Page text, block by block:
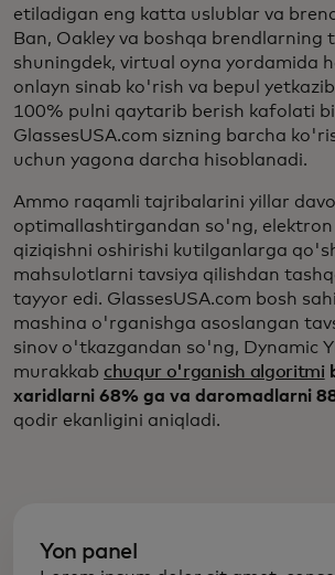
etiladigan eng katta uslublar va
Ban, Oakley va boshqa brendlarning
shuningdek, virtual oyna yordamida
onlayn sinab ko'rish va bepul
100% pulni qaytarib berish kafolati
GlassesUSA.com sizning barcha
uchun yagona darcha hisoblanadi.
Ammo raqamli tajribalarini yillar
optimallashtirgandan so'ng,
qiziqishni oshirishi kutilganlarga
mahsulotlarni tavsiya qilishdan
tayyor edi. GlassesUSA.com bosh
mashina o'rganishga asoslangan
sinov o'tkazgandan so'ng, Dynamic
murakkab chuqur o'rganish algoritmi
xaridlarni 68% ga va daromadlarni
qodir ekanligini aniqladi.
Yon panel